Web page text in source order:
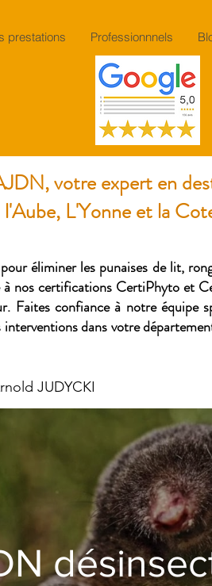
prestations Professionnnels
votre expert en
l'Aube, L'Yonne et la
éliminer les punaises de lit,
nos certifications CertiPhyto et
Faites confiance à notre équipe
dans votre
JUDYCKI